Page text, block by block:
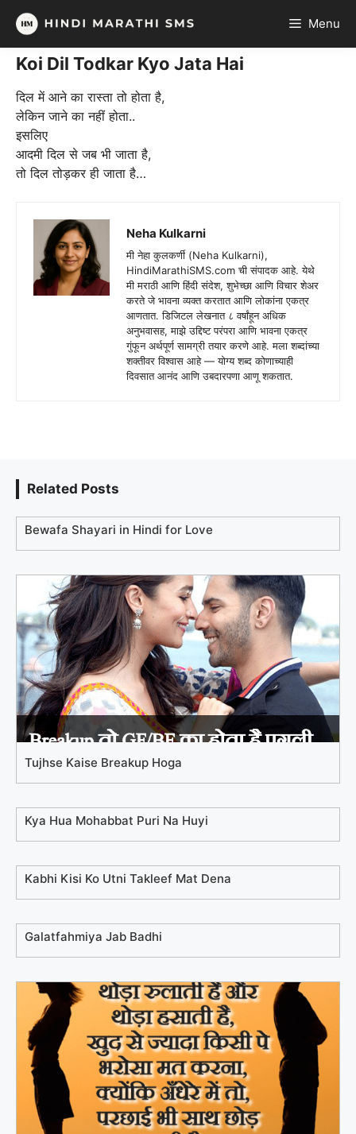
Skip
content
Menu
Koi Dil Todkar Kyo Jata Hai
दिल में आने का रास्ता तो होता है,
लेकिन जाने का नहीं होता..
इसलिए
आदमी दिल से जब भी जाता है,
तो दिल तोड़कर ही जाता है…
Neha Kulkarni
मी नेहा कुलकर्णी (Neha Kulkarni),
HindiMarathiSMS.com ची संपादक आहे. येथे
मी मराठी आणि हिंदी संदेश, शुभेच्छा आणि विचार शेअर
करते जे भावना व्यक्त करतात आणि लोकांना एकत्र
आणतात. डिजिटल लेखनात ८ वर्षांहून अधिक
अनुभवासह, माझे उद्दिष्ट परंपरा आणि भावना एकत्र
गुंफून अर्थपूर्ण सामग्री तयार करणे आहे. मला शब्दांच्या
शक्तीवर विश्वास आहे — योग्य शब्द कोणाच्याही
दिवसात आनंद आणि उबदारपणा आणू शकतात.
Related Posts
Bewafa Shayari in Hindi for Love
Tujhse Kaise Breakup Hoga
Kya Hua Mohabbat Puri Na Huyi
Kabhi Kisi Ko Utni Takleef Mat Dena
Galatfahmiya Jab Badhi